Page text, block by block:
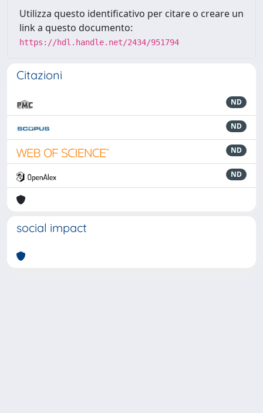
Utilizza questo identificativo per citare o creare un
link a questo documento:
https://hdl.handle.net/2434/951794
Citazioni
ND
ND
ND
ND
social impact